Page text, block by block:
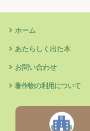
ホーム
あたらしく出た本
お問い合わせ
著作物の利用について